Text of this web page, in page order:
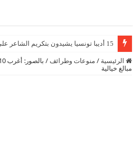
15 أديبا تونسيا يشيدون بتكريم الشاعر علي الدرورة
الرئيسية / منوعات وطرائف /
مبالغ خيالية